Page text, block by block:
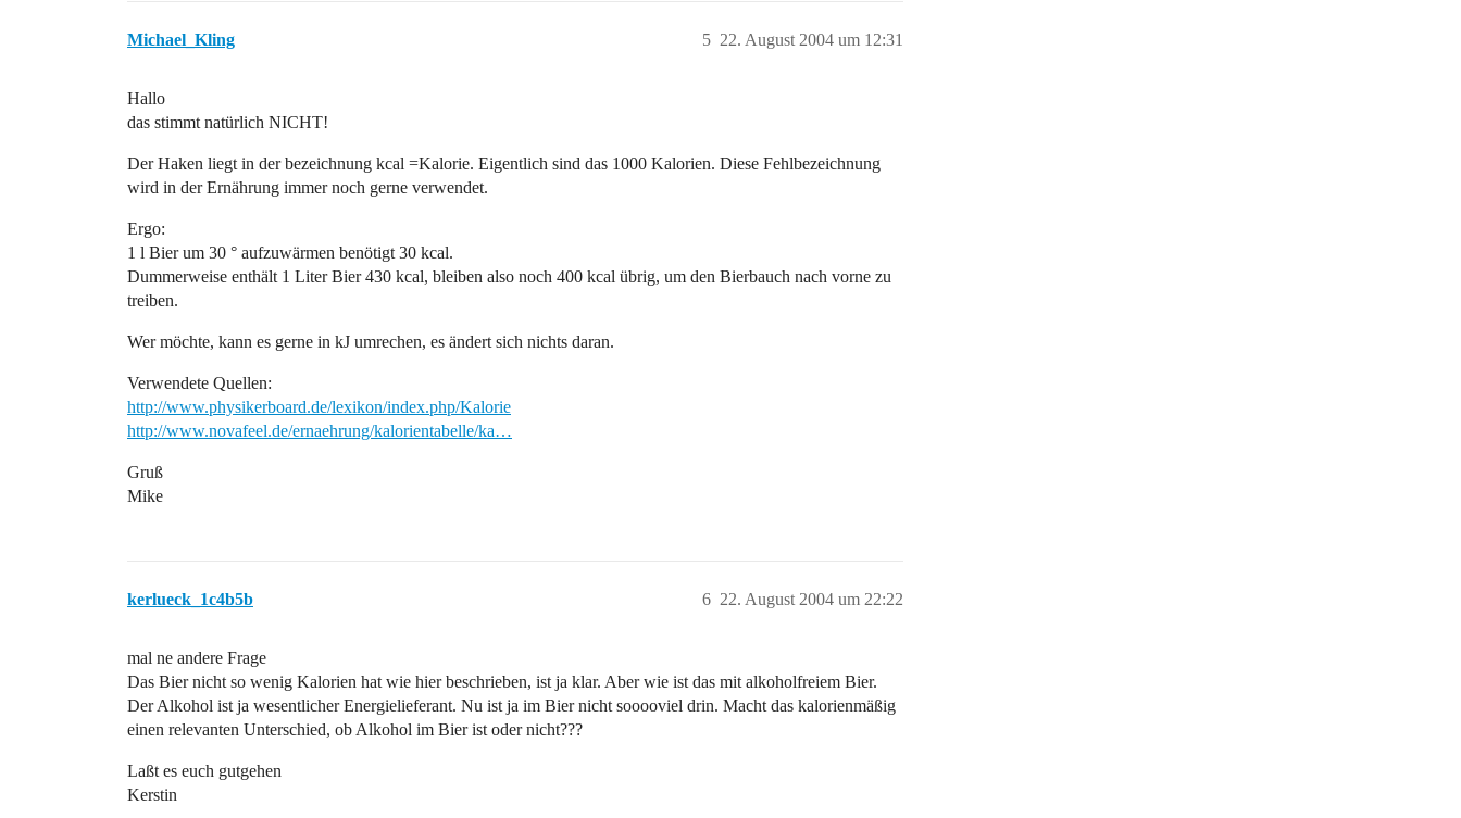
Michael_Kling 22. August 2004 um 12:31
5
Hallo
das stimmt natürlich NICHT!
Der Haken liegt in der bezeichnung kcal =Kalorie. Eigentlich sind das 1000 Kalorien. Diese Fehlbezeichnung
wird in der Ernährung immer noch gerne verwendet.
Ergo:
1 l Bier um 30 ° aufzuwärmen benötigt 30 kcal.
Dummerweise enthält 1 Liter Bier 430 kcal, bleiben also noch 400 kcal übrig, um den Bierbauch nach vorne zu
treiben.
Wer möchte, kann es gerne in kJ umrechen, es ändert sich nichts daran.
Verwendete Quellen:
http://www.physikerboard.de/lexikon/index.php/Kalorie
http://www.novafeel.de/ernaehrung/kalorientabelle/ka…
Gruß
Mike
kerlueck_1c4b5b 22. August 2004 um 22:22
6
mal ne andere Frage
Das Bier nicht so wenig Kalorien hat wie hier beschrieben, ist ja klar. Aber wie ist das mit alkoholfreiem Bier.
Der Alkohol ist ja wesentlicher Energielieferant. Nu ist ja im Bier nicht sooooviel drin. Macht das kalorienmäßig
einen relevanten Unterschied, ob Alkohol im Bier ist oder nicht???
Laßt es euch gutgehen
Kerstin